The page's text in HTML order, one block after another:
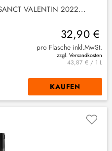
VALENTIN 2022...
32,90 €
pro Flasche inkl.MwSt.
zzgl. Versandkosten
43,87 € / 1 L
KAUFEN